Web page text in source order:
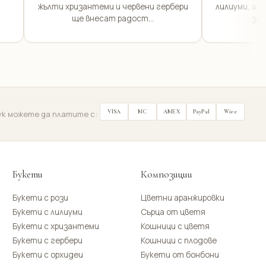
жълти хризантеми и червени гербери
ще внесат радост...
лилиуми,
можете да платите с: VISA MC AMEX PayPal Wire
Букети
Букети с рози
Букети с лилиуми
Букети с хризантеми
Букети с гербери
Букети с орхидеи
Композиции
Цветни аранжировки
Сърца от цветя
Кошници с цветя
Кошници с плодове
Букети от бонбони